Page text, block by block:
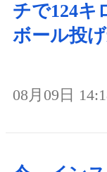
チで124
ボール投
08月09日